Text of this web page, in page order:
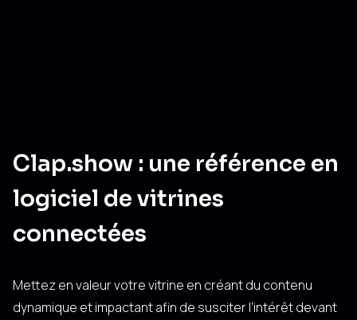
Clap.show : une référence en
logiciel de vitrines
connectées
Mettez en valeur votre vitrine en créant du contenu
dynamique et impactant afin de susciter l’intérêt devant